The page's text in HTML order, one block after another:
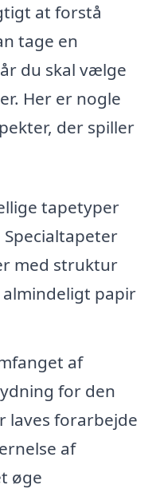
at forstå
tage en
du skal vælge
Her er nogle
der spiller
tapetyper
med struktur
papir
af
for den
laves forarbejde
af
øge